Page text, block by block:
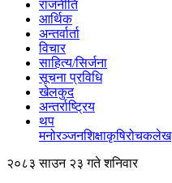
राजनीति
आर्थिक
अन्तर्वार्ता
विचार
साहित्य/सिर्जना
सूचना प्रविधि
खेलकुद
अन्तर्राष्ट्रिय
थप
मनोरञ्‍जनशिक्षाकृषिरोचकलेख
२०८३ साउन २३ गते शनिवार